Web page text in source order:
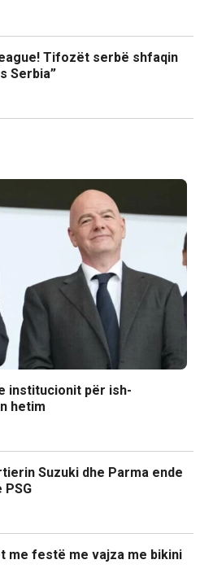
Tifozët serbë shfaqin
Serbia”
institucionit për ish-
hetim
Suzuki dhe Parma ende
me festë me vajza me bikini